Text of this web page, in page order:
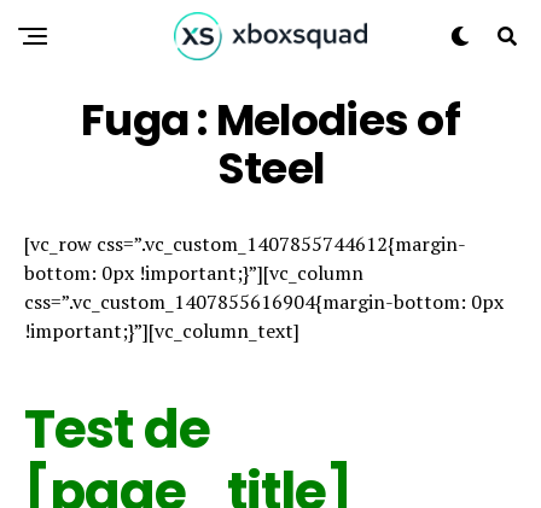
Fuga : Melodies of
Steel
[vc_row css=”.vc_custom_1407855744612{margin-
bottom: 0px !important;}”][vc_column
css=”.vc_custom_1407855616904{margin-bottom: 0px
!important;}”][vc_column_text]
Test de
[page_title]